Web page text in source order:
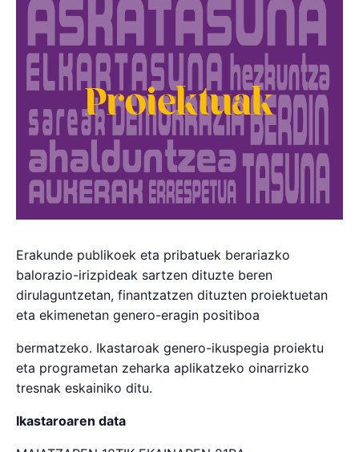
Erakunde publikoek eta pribatuek berariazko
balorazio-irizpideak sartzen dituzte beren
dirulaguntzetan, finantzatzen dituzten proiektuetan
eta ekimenetan genero-eragin positiboa
bermatzeko. Ikastaroak genero-ikuspegia proiektu
eta programetan zeharka aplikatzeko oinarrizko
tresnak eskainiko ditu.
Ikastaroaren data